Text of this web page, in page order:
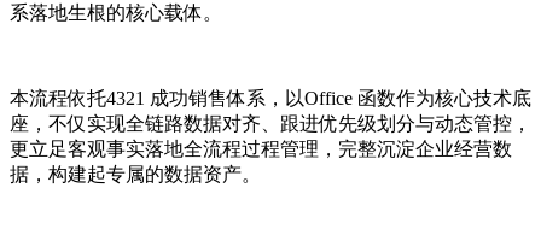
系落地生根的核心载体。
本流程依托4321 成功销售体系，以Office 函数作为核心技术底
座，不仅实现全链路数据对齐、跟进优先级划分与动态管控，
更立足客观事实落地全流程过程管理，完整沉淀企业经营数
据，构建起专属的数据资产。